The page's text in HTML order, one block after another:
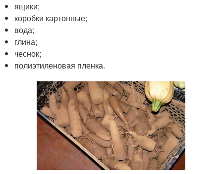
ящики;
коробки картонные;
вода;
глина;
чеснок;
полиэтиленовая пленка.